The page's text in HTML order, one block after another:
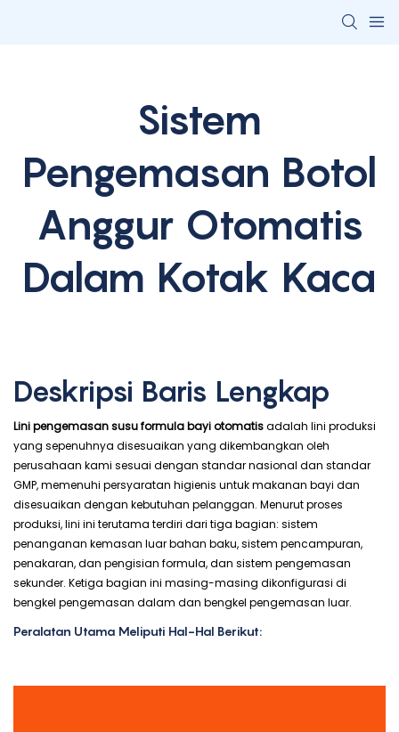
Sistem
Pengemasan Botol
Anggur Otomatis
Dalam Kotak Kaca
Deskripsi Baris Lengkap
Lini pengemasan susu formula bayi otomatisadalah lini produksi
yang sepenuhnya disesuaikan yang dikembangkan oleh
perusahaan kami sesuai dengan standar nasional dan standar
GMP, memenuhi persyaratan higienis untuk makanan bayi dan
disesuaikan dengan kebutuhan pelanggan. Menurut proses
produksi, lini ini terutama terdiri dari tiga bagian: sistem
penanganan kemasan luar bahan baku, sistem pencampuran,
penakaran, dan pengisian formula, dan sistem pengemasan
sekunder. Ketiga bagian ini masing-masing dikonfigurasi di
bengkel pengemasan dalam dan bengkel pengemasan luar.
Peralatan Utama Meliputi Hal-Hal Berikut: